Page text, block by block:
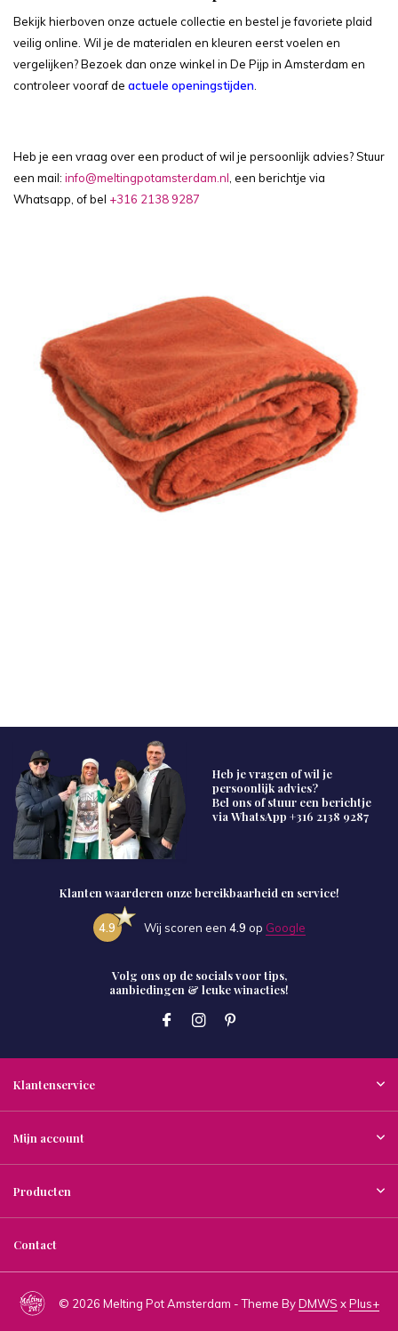
Bekijk hierboven onze actuele collectie en bestel je favoriete plaid
veilig online. Wil je de materialen en kleuren eerst voelen en
vergelijken? Bezoek dan onze winkel in De Pijp in Amsterdam en
controleer vooraf de actuele openingstijden
Heb je een vraag over een product of wil je persoonlijk advies? Stuur
een mail: info@meltingpotamsterdam.nl , een berichtje via
Whatsapp, of bel +316 2138 9287
Heb je vragen of wil je
persoonlijk advies?
Bel ons of stuur een berichtje
via WhatsApp +316 2138 9287
Klanten waarderen onze bereikbaarheid en service!
4.9 Wij scoren een 4.9 op Google
Volg ons op de socials voor tips,
aanbiedingen & leuke winacties!
Klantenservice
Mijn account
Producten
Contact
© 2026 Melting Pot Amsterdam - Theme ByDMWS xPlus+